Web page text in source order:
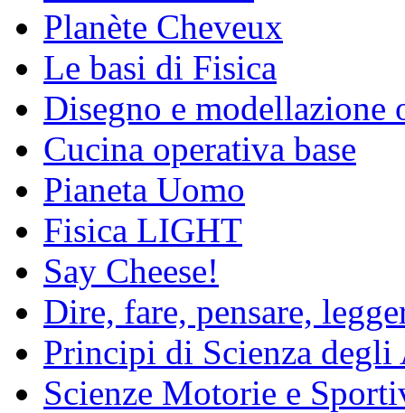
Planète Cheveux
Le basi di Fisica
Disegno e modellazione
Cucina operativa base
Pianeta Uomo
Fisica LIGHT
Say Cheese!
Dire, fare, pensare,
Principi di Scienza
Scienze Motorie e